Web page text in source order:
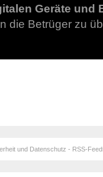
Geräte und
die Betrüger zu
und Datenschutz - RSS-